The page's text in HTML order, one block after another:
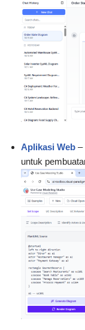
Aplikasi Web –
untuk